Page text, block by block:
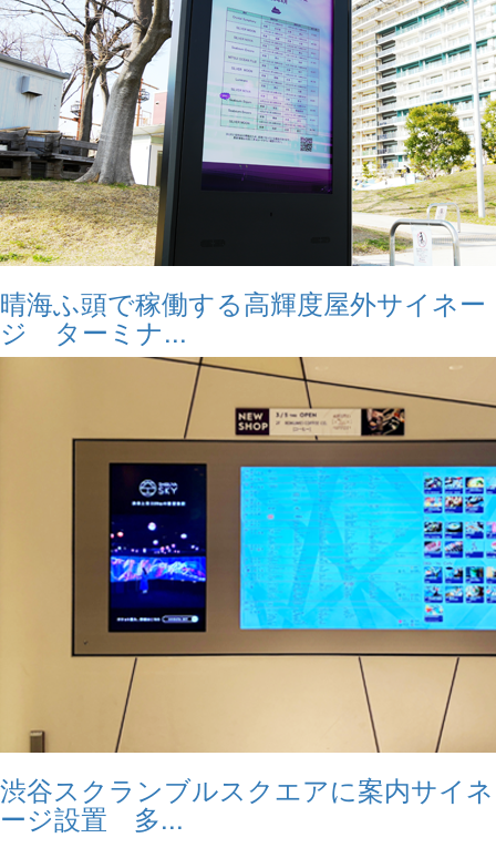
晴海ふ頭で稼働する高輝度屋外サイネー
ジ ターミナ...
渋谷スクランブルスクエアに案内サイネ
ージ設置 多...